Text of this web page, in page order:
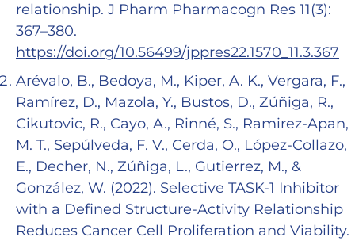
relationship. J Pharm Pharmacogn Res 11(3):
367–380.
https://doi.org/10.56499/jppres22.1570_11.3.367
Arévalo, B., Bedoya, M., Kiper, A. K., Vergara, F.,
Ramírez, D., Mazola, Y., Bustos, D., Zúñiga, R.,
Cikutovic, R., Cayo, A., Rinné, S., Ramirez-Apan,
M. T., Sepúlveda, F. V., Cerda, O., López-Collazo,
E., Decher, N., Zúñiga, L., Gutierrez, M., &
González, W. (2022). Selective TASK-1 Inhibitor
with a Defined Structure-Activity Relationship
Reduces Cancer Cell Proliferation and Viability.